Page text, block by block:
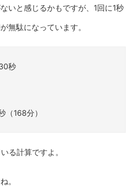
いと感じるかもですが、1回に1秒
無駄になっています。
秒
168分）
る計算ですよ。
。